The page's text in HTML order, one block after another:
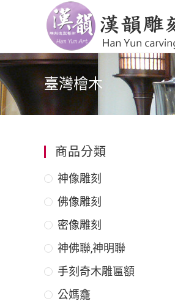
臺灣檜木
商品分類
神像雕刻
佛像雕刻
密像雕刻
神佛聯,神明聯
手刻奇木雕匾額
公媽龕